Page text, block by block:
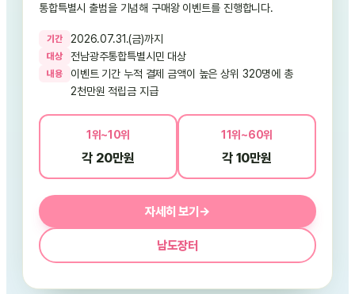
통합특별시 출범을 기념해 구매왕 이벤트를 진행합니다.
기간 2026.07.31.(금)까지
대상 전남광주통합특별시민 대상
내용
이벤트 기간 누적 결제 금액이 높은 상위 320명에 총
2천만원 적립금 지급
1위~10위
각 20만원
11위~60위
각 10만원
자세히 보기→
남도장터